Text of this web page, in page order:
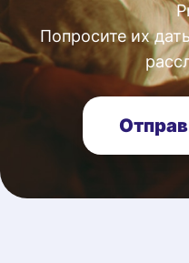
Попросите их